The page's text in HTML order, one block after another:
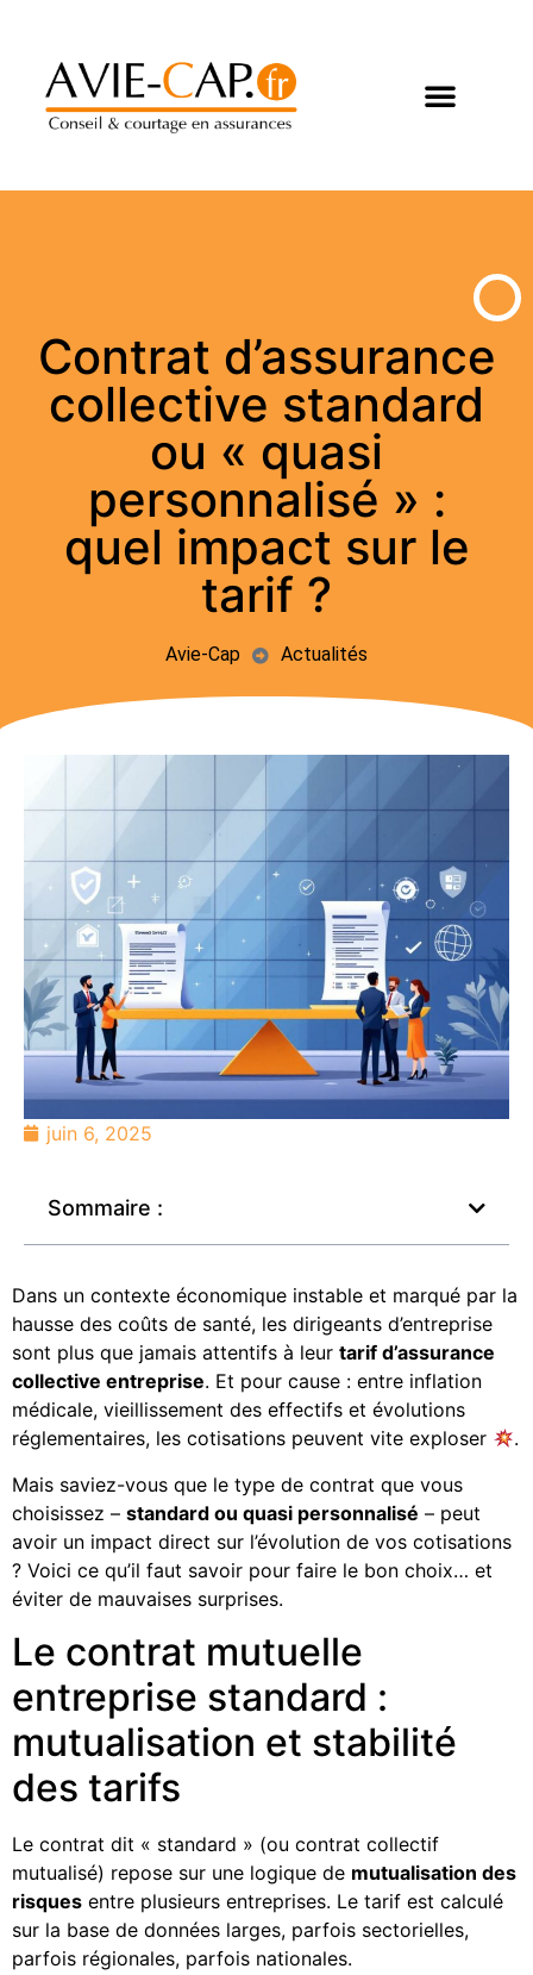
Contrat d’assurance
collective standard
ou « quasi
personnalisé » :
quel impact sur le
tarif ?
Avie-Cap Actualités
juin 6, 2025
Sommaire :
Dans un contexte économique instable et marqué par la
hausse des coûts de santé, les dirigeants d’entreprise
sont plus que jamais attentifs à leur tarif d’assurance
collective entreprise. Et pour cause : entre inflation
médicale, vieillissement des effectifs et évolutions
réglementaires, les cotisations peuvent vite exploser
.
Mais saviez-vous que le type de contrat que vous
choisissez – standard ou quasi personnalisé – peut
avoir un impact direct sur l’évolution de vos cotisations
? Voici ce qu’il faut savoir pour faire le bon choix… et
éviter de mauvaises surprises.
Le contrat mutuelle
entreprise standard :
mutualisation et stabilité
des tarifs
Le contrat dit « standard » (ou contrat collectif
mutualisé) repose sur une logique de mutualisation des
risques entre plusieurs entreprises. Le tarif est calculé
sur la base de données larges, parfois sectorielles,
parfois régionales, parfois nationales.